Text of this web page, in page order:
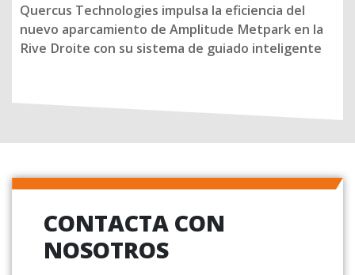
Quercus Technologies impulsa la eficiencia del
nuevo aparcamiento de Amplitude Metpark en la
Rive Droite con su sistema de guiado inteligente
CONTACTA CON
NOSOTROS